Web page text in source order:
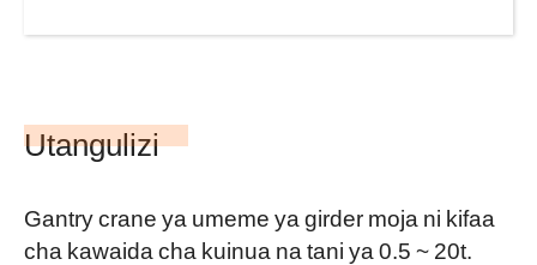
Utangulizi
Gantry crane ya umeme ya girder moja ni kifaa
cha kawaida cha kuinua na tani ya 0.5 ~ 20t.